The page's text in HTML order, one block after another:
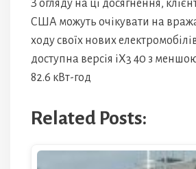
З огляду на ці досягнення,
США можуть очікувати на
ходу своїх нових
доступна версія iX3 40 з
82.6 кВт-год
Related Posts: